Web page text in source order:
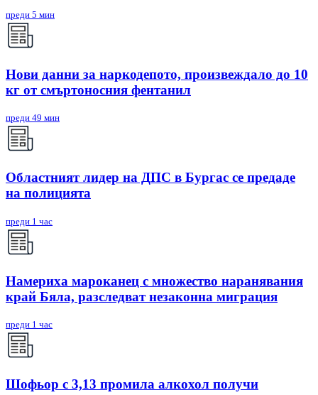
преди 5 мин
Нови данни за наркодепото, произвеждало до 10
кг от смъртоносния фентанил
преди 49 мин
Областният лидер на ДПС в Бургас се предаде
на полицията
преди 1 час
Намериха мароканец с множество наранявания
край Бяла, разследват незаконна миграция
преди 1 час
Шофьор с 3,13 промила алкохол получи